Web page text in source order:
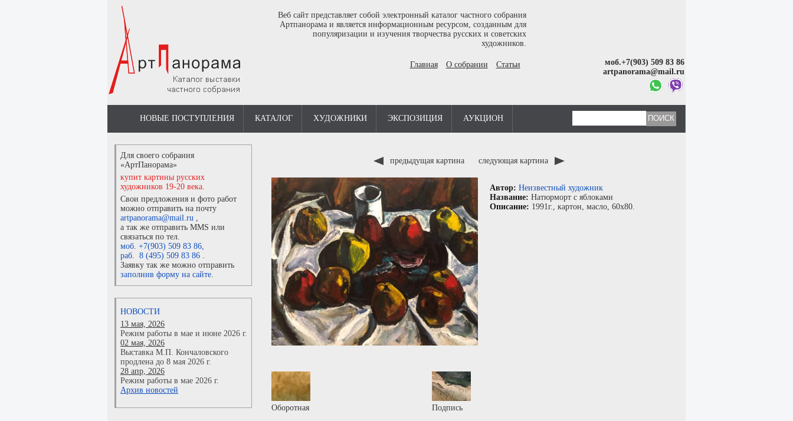
Веб сайт представляет собой электронный каталог частного собрания
Артпанорама и является информационным ресурсом, созданным для
популяризации и изучения творчества русских и советских
художников.
Главная О собрании Статьи
моб.+7(903) 509 83 86
artpanorama@mail.ru
НОВЫЕ ПОСТУПЛЕНИЯ КАТАЛОГ ХУДОЖНИКИ ЭКСПОЗИЦИЯ АУКЦИОН
Для своего собрания
«АртПанорама»
купит картины русских
художников 19-20 века.
Свои предложения и фото работ
можно отправить на почту
artpanorama@mail.ru ,
а так же отправить MMS или
связаться по тел.
моб. +7(903) 509 83 86,
раб. 8 (495) 509 83 86 .
Заявку так же можно отправить
заполнив форму на сайте.
НОВОСТИ
13 мая, 2026
Режим работы в мае и июне 2026 г.
02 мая, 2026
Выставка М.П. Кончаловского
продлена до 8 мая 2026 г.
28 апр, 2026
Режим работы в мае 2026 г.
Архив новостей
предыдущая картина следующая картина
Автор: Неизвестный художник
Название: Натюрморт с яблоками
Описание: 1991г., картон, масло, 60x80.
Оборотная Подпись